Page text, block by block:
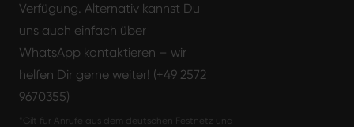
Verfügung. Alternativ kannst Du
uns auch einfach über
WhatsApp kontaktieren – wir
helfen Dir gerne weiter! (+49 2572
9670355)
*Gilt für Anrufe aus dem deutschen Festnetz und